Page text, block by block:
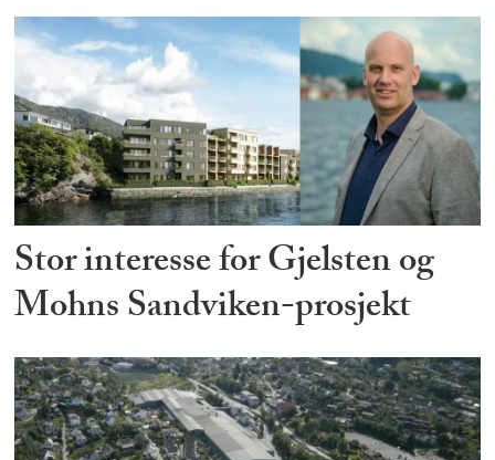
Stor interesse for Gjelsten og
Mohns Sandviken-prosjekt